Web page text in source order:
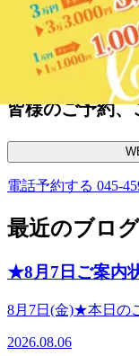
けていただけま
この機会にお
皆様のご予約、
電話予約する 045-
最近のブログ
★8月7日ご案内
8月7日(金)★本日の
ご予約のお客様へ
2026.08.06